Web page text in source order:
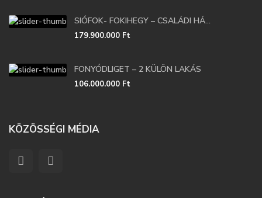
SIÓFOK- FOKIHEGY – CSALÁDI HÁ...
179.900.000 Ft
FONYÓDLIGET – 2 KÜLÖN LAKÁS
106.000.000 Ft
KÖZÖSSÉGI MÉDIA